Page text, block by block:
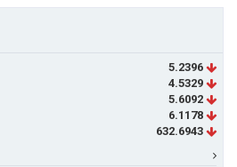
5.2396
4.5329
5.6092
6.1178
632.6943